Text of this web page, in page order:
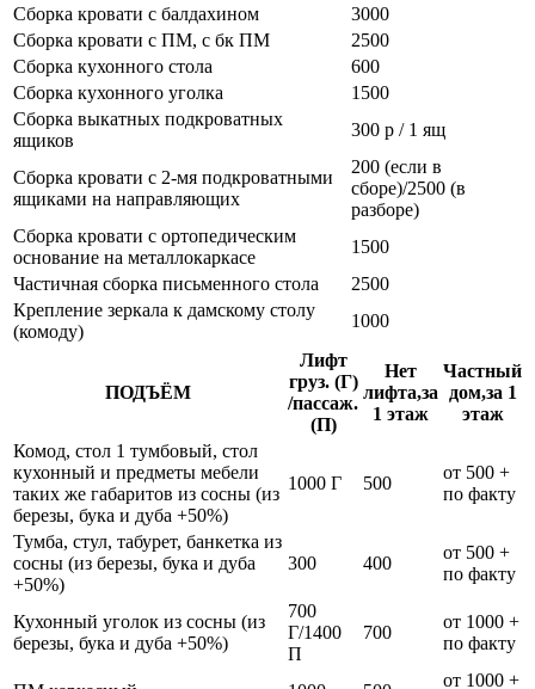
Сборка кровати с балдахином
3000
Сборка кровати с ПМ, с бк ПМ
2500
Сборка кухонного стола
600
Сборка кухонного уголка
1500
Сборка выкатных подкроватных
ящиков
300 р / 1 ящ
Сборка кровати с 2-мя подкроватными
ящиками на направляющих
200 (если в
сборе)/2500 (в
разборе)
Сборка кровати с ортопедическим
основание на металлокаркасе
1500
Частичная сборка письменного стола
2500
Крепление зеркала к дамскому столу
(комоду)
1000
ПОДЪЁМ
Лифт
груз. (Г)
/пассаж.
(П)
Нет
лифта,за
1 этаж
Частный
дом,за 1
этаж
Комод, стол 1 тумбовый, стол
кухонный и предметы мебели
таких же габаритов из сосны (из
березы, бука и дуба +50%)
1000 Г 500
от 500 +
по факту
Тумба, стул, табурет, банкетка из
сосны (из березы, бука и дуба
+50%)
300 400
от 500 +
по факту
Кухонный уголок из сосны (из
березы, бука и дуба +50%)
700
Г/1400
П
700
от 1000 +
по факту
от 1000 +